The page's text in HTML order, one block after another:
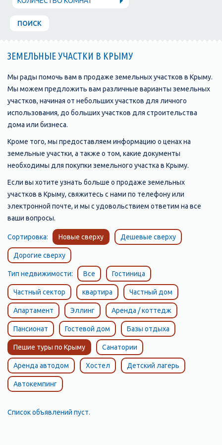
ПОИСК
ЗЕМЕЛЬНЫЕ УЧАСТКИ В КРЫМУ
Мы рады помочь вам в продаже земельных участков в Крыму.
Мы можем предложить вам различные варианты земельных
участков, начиная от небольших участков для личного
использования, до больших участков для строительства
дома или бизнеса.
Кроме того, мы предоставляем информацию о ценах на
земельные участки, а также о том, какие документы
необходимы для покупки земельного участка в Крыму.
Если вы хотите узнать больше о продаже земельных
участков в Крыму, свяжитесь с нами по телефону или
электронной почте, и мы с удовольствием ответим на все
ваши вопросы.
Сортировка: Новые сверху Дешевые сверху
Дорогие сверху
Тип недвижимости: Все Гостиница
Частный сектор квартира Частный дом
Апартамент Эллинг Аренда / коттедж
Пансионат Гостевой дом Базы отдыха
Пешие туры по Крыму Санатории
Аренда автодом Хостел Детский лагерь
Автокемпинг
Список объявлений пуст.